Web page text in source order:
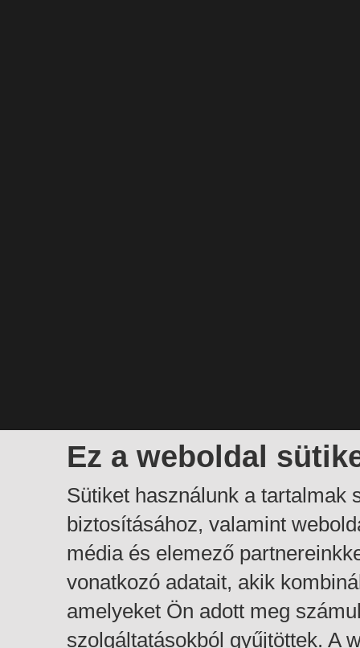
Ez a weboldal
Sütiket használunk a tartalmak
biztosításához, valamint
média és elemező
vonatkozó adatait, akik
amelyeket Ön adott meg
szolgáltatásokból gyűjtöttek. A